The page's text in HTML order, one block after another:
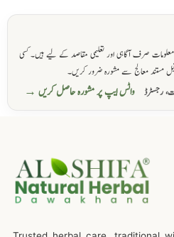
صرف آگاہی اور تعلیمی مقاصد کے لیے ہیں۔ کسی
مستند معالج سے مشورہ ضرور کریں۔
رجسٹرڈ
واٹس ایپ پر مشورہ حاصل کریں →